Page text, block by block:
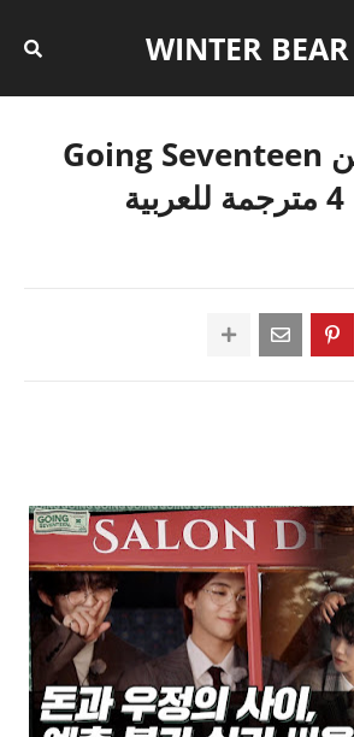
WINTER
برنامج سفنتين Going Seventeen